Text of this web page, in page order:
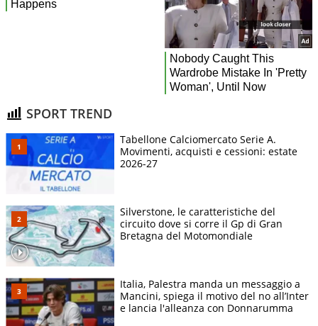
SPORT TREND
Tabellone Calciomercato Serie A.
Movimenti, acquisti e cessioni: estate
2026-27
Silverstone, le caratteristiche del
circuito dove si corre il Gp di Gran
Bretagna del Motomondiale
Italia, Palestra manda un messaggio a
Mancini, spiega il motivo del no all’Inter
e lancia l'alleanza con Donnarumma